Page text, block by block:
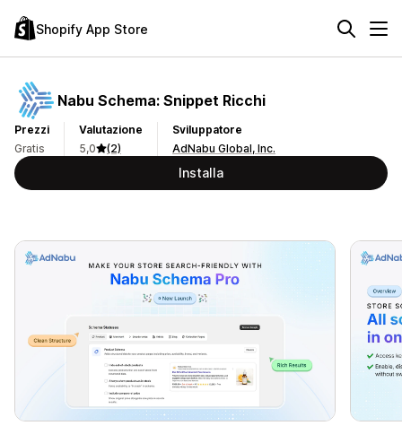
Shopify App Store
Nabu Schema: Snippet Ricchi
Prezzi
Gratis
Valutazione
5,0
(2)
Sviluppatore
AdNabu Global, Inc.
Installa